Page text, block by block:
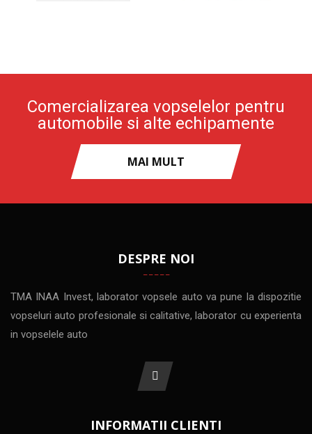
Comercializarea vopselelor pentru
automobile si alte echipamente
MAI MULT
DESPRE NOI
TMA INAA Invest, laborator vopsele auto va pune la dispozitie
vopseluri auto profesionale si calitative, laborator cu experienta
in vopselele auto
INFORMATII CLIENTI